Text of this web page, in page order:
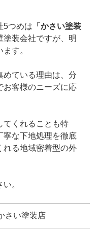
5つめは 「かさい塗装
塗装会社ですが、明
す。
めている理由は、分
お客様のニーズに応
てくれることも特
寧な下地処理を徹底
れる地域密着型の外
。
さい塗装店